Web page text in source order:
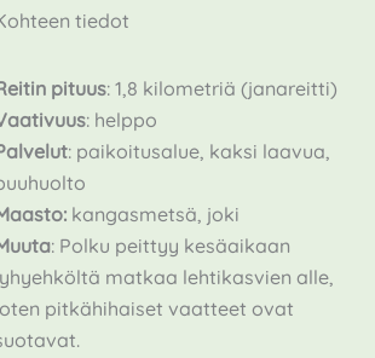
tiedot
pituus: 1,8 kilometriä (janareitti)
: helppo
: paikoitusalue, kaksi laavua,
kangasmetsä, joki
: Polku peittyy kesäaikaan
matkaa lehtikasvien alle,
pitkähihaiset vaatteet ovat